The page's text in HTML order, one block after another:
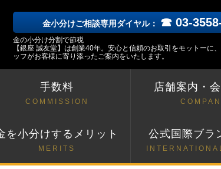
金小分けご相談専用ダイヤル： ☎ 03-
金の小分け分割で節税
【銀座 誠友堂】は創業40年。安心と信頼のお取引をモットーに
ッフがお客様に寄り添ったご案内をいたします。
手数料
COMMISSION
店舗案内・
を小分けするメリット
MERITS
公式国際ブラ